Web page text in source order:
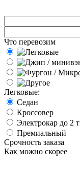
Что перевозим
Легковые:
Седан
Кроссовер
Электрокар до 2 т
Премиальный
Срочность заказа
Как можно скорее